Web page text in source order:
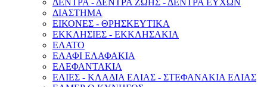
ΔΕΝΤΡΑ - ΔΕΝΤΡΑ ΖΩΗΣ - ΔΕΝΤΡΑ ΕΥΧΩΝ
ΔΙΑΣΤΗΜΑ
ΕΙΚΟΝΕΣ - ΘΡΗΣΚΕΥΤΙΚΑ
ΕΚΚΛΗΣΙΕΣ - ΕΚΚΛΗΣΑΚΙΑ
ΕΛΑΤΟ
ΕΛΑΦΙ ΕΛΑΦΑΚΙΑ
ΕΛΕΦΑΝΤΑΚΙΑ
ΕΛΙΕΣ - ΚΛΑΔΙΑ ΕΛΙΑΣ - ΣΤΕΦΑΝΑΚΙΑ ΕΛΙΑΣ